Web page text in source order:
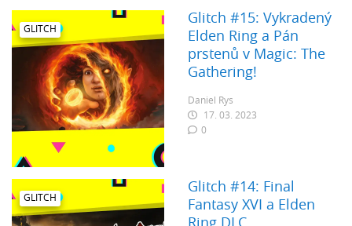
GLITCH
Glitch #15: Vykradený
Elden Ring a Pán
prstenů v Magic: The
Gathering!
Daniel Rys
17. 03. 2023
0
GLITCH
Glitch #14: Final
Fantasy XVI a Elden